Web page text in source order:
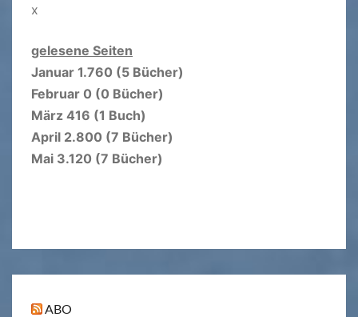
x
gelesene Seiten
Januar 1.760 (5 Bücher)
Februar 0 (0 Bücher)
März 416 (1 Buch)
April 2.800 (7 Bücher)
Mai 3.120 (7 Bücher)
ABO